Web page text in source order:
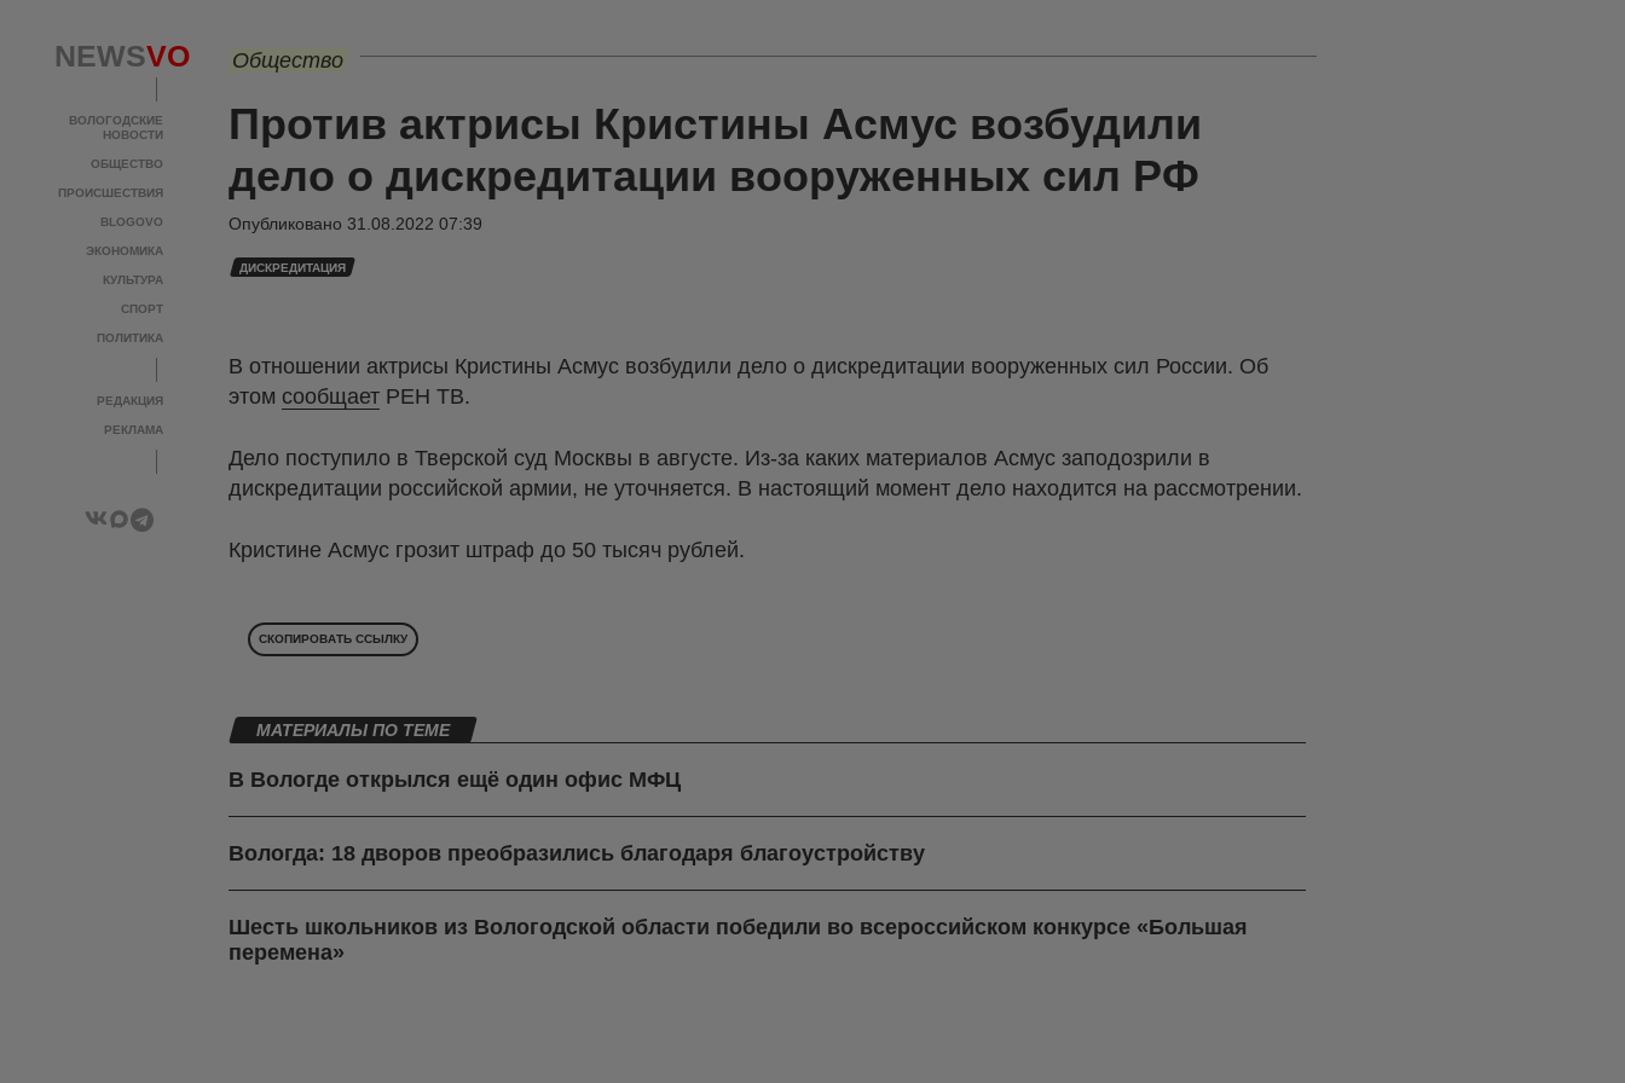
NEWSVO
ВОЛОГОДСКИЕ
НОВОСТИ
ОБЩЕСТВО
ПРОИСШЕСТВИЯ
BLOGOVO
ЭКОНОМИКА
КУЛЬТУРА
СПОРТ
ПОЛИТИКА
РЕДАКЦИЯ
РЕКЛАМА
Общество
Против актрисы Кристины Асмус возбудили
дело о дискредитации вооруженных сил РФ
Опубликовано 31.08.2022 07:39
ДИСКРЕДИТАЦИЯ
В отношении актрисы Кристины Асмус возбудили дело о дискредитации вооруженных сил России. Об
этом сообщает РЕН ТВ.
Дело поступило в Тверской суд Москвы в августе. Из-за каких материалов Асмус заподозрили в
дискредитации российской армии, не уточняется. В настоящий момент дело находится на рассмотрении.
Кристине Асмус грозит штраф до 50 тысяч рублей.
СКОПИРОВАТЬ ССЫЛКУ
МАТЕРИАЛЫ ПО ТЕМЕ
В Вологде открылся ещё один офис МФЦ
Вологда: 18 дворов преобразились благодаря благоустройству
Шесть школьников из Вологодской области победили во всероссийском конкурсе «Большая
перемена»